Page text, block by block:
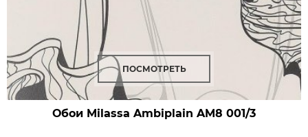
ПОСМОТРЕТЬ
Обои Milassa Ambiplain AM8 001/3